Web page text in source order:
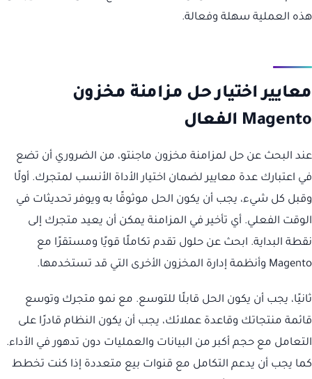
هذه العملية سهلة وفعالة.
معايير اختيار حل مزامنة مخزون
Magento الفعال
عند البحث عن حل لمزامنة مخزون ماجنتو، من الضروري أن تضع
في اعتبارك عدة معايير لضمان اختيار الأداة الأنسب لمتجرك. أولًا
وقبل كل شيء، يجب أن يكون الحل موثوقًا به ويوفر تحديثات في
الوقت الفعلي. أي تأخير في المزامنة يمكن أن يعيد متجرك إلى
نقطة البداية. ابحث عن حلول تقدم تكاملًا قويًا ومستقرًا مع
Magento وأنظمة إدارة المخزون الأخرى التي قد تستخدمها.
ثانيًا، يجب أن يكون الحل قابلًا للتوسع. مع نمو متجرك وتوسع
قائمة منتجاتك وقاعدة عملائك، يجب أن يكون النظام قادرًا على
التعامل مع حجم أكبر من البيانات والعمليات دون تدهور في الأداء.
كما يجب أن يدعم التكامل مع قنوات بيع متعددة إذا كنت تخطط